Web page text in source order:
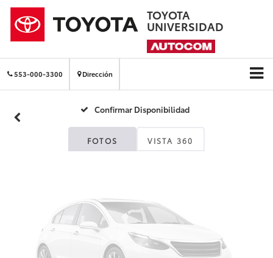
TOYOTA
UNIVERSIDAD
553-000-3300 Dirección
Confirmar Disponibilidad
FOTOS VISTA 360
Fotos No
Disponibles
Por favor, revise luego